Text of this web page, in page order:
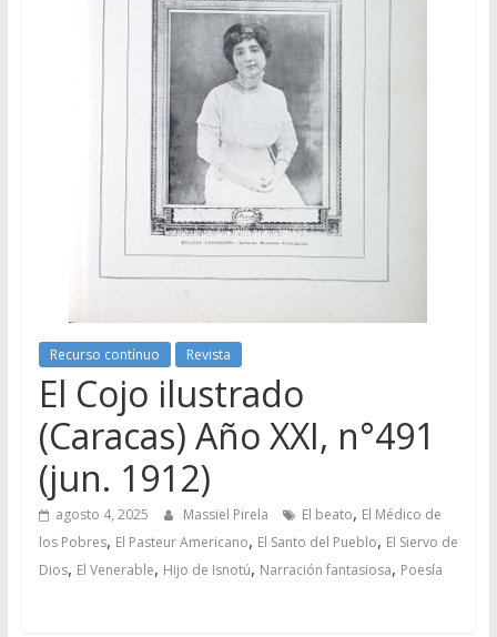
Recurso contínuo Revista
El Cojo ilustrado
(Caracas) Año XXI, n°491
(jun. 1912)
agosto 4, 2025 Massiel Pirela El beato, El Médico de
los Pobres, El Pasteur Americano, El Santo del Pueblo, El Siervo de
Dios, El Venerable, Hijo de Isnotú, Narración fantasiosa, Poesía